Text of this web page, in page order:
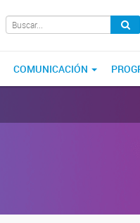
COMUNICACIÓN